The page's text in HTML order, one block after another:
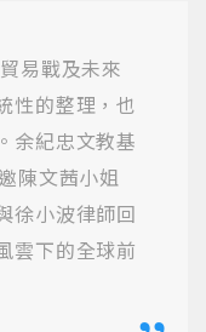
易戰及未來
性的整理，也
余紀忠文教基
陳文茜小姐
徐小波律師回
雲下的全球前